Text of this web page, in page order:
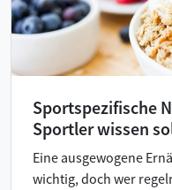
Sportspezifische
Sportler wissen
Eine ausgewogene
wichtig, doch wer